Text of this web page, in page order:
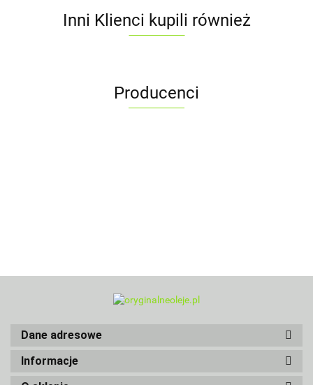
Inni Klienci kupili również
Producenci
Dane adresowe
Informacje